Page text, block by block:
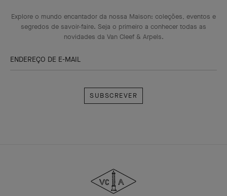
Explore o mundo encantador da nossa Maison: coleções, eventos e
segredos de savoir-faire. Seja o primeiro a conhecer todas as
novidades da Van Cleef & Arpels.
ENDEREÇO DE E-MAIL
&
Arpels